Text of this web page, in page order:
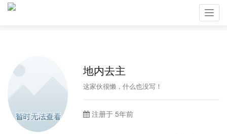
地内去主
这家伙很懒，什么也没写！
注册于 5年前